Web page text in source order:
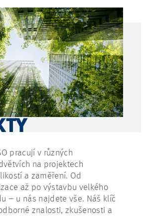
pracují v různých
na projektech
a zaměření. Od
až po výstavbu velkého
– u nás najdete vše. Náš klíč
znalosti, zkušenosti a